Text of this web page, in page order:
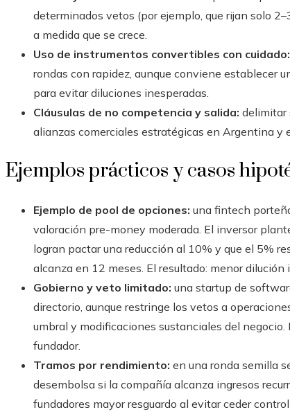
determinados vetos (por ejemplo, que rijan solo
a medida que se crece.
Uso de instrumentos convertibles con cuidado:
rondas con rapidez, aunque conviene establecer
para evitar diluciones inesperadas.
Cláusulas de no competencia y salida: delimitar
alianzas comerciales estratégicas en Argentina y
Ejemplos prácticos y casos
Ejemplo de pool de opciones: una fintech
valoración pre-money moderada. El inversor
logran pactar una reducción al 10% y que el 5%
alcanza en 12 meses. El resultado: menor
Gobierno y veto limitado: una startup de
directorio, aunque restringe los vetos a
umbral y modificaciones sustanciales del
fundador.
Tramos por rendimiento: en una ronda semilla
desembolsa si la compañía alcanza ingresos
fundadores mayor resguardo al evitar ceder